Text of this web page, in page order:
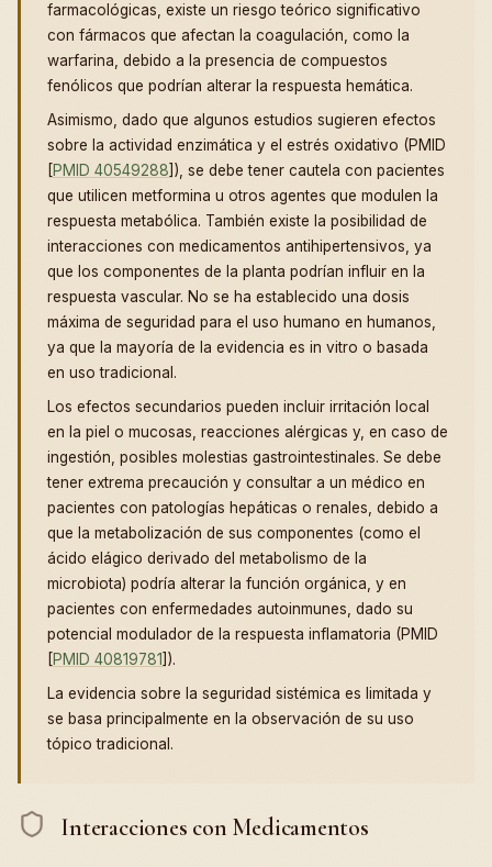
farmacológicas, existe un riesgo teórico significativo
con fármacos que afectan la coagulación, como la
warfarina, debido a la presencia de compuestos
fenólicos que podrían alterar la respuesta hemática.
Asimismo, dado que algunos estudios sugieren efectos
sobre la actividad enzimática y el estrés oxidativo (PMID
[PMID 40549288]), se debe tener cautela con pacientes
que utilicen metformina u otros agentes que modulen la
respuesta metabólica. También existe la posibilidad de
interacciones con medicamentos antihipertensivos, ya
que los componentes de la planta podrían influir en la
respuesta vascular. No se ha establecido una dosis
máxima de seguridad para el uso humano en humanos,
ya que la mayoría de la evidencia es in vitro o basada
en uso tradicional.
Los efectos secundarios pueden incluir irritación local
en la piel o mucosas, reacciones alérgicas y, en caso de
ingestión, posibles molestias gastrointestinales. Se debe
tener extrema precaución y consultar a un médico en
pacientes con patologías hepáticas o renales, debido a
que la metabolización de sus componentes (como el
ácido elágico derivado del metabolismo de la
microbiota) podría alterar la función orgánica, y en
pacientes con enfermedades autoinmunes, dado su
potencial modulador de la respuesta inflamatoria (PMID
[PMID 40819781]).
La evidencia sobre la seguridad sistémica es limitada y
se basa principalmente en la observación de su uso
tópico tradicional.
Interacciones con Medicamentos